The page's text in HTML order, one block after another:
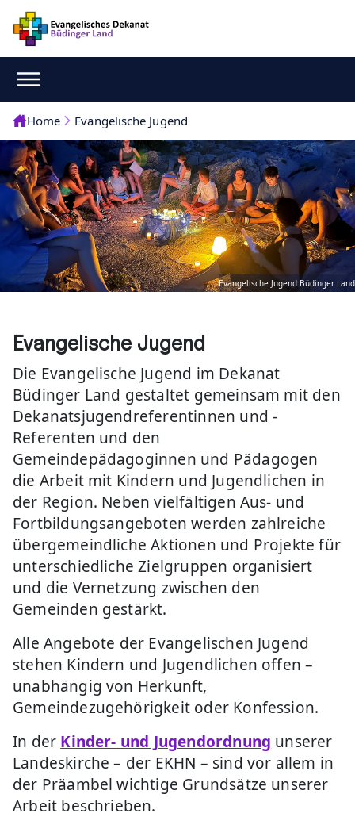
Home Evangelische Jugend
Evangelische Jugend Büdinger Land
Evangelische Jugend
Die Evangelische Jugend im Dekanat
Büdinger Land gestaltet gemeinsam mit den
Dekanatsjugendreferentinnen und -
Referenten und den
Gemeindepädagoginnen und Pädagogen
die Arbeit mit Kindern und Jugendlichen in
der Region. Neben vielfältigen Aus- und
Fortbildungsangeboten werden zahlreiche
übergemeindliche Aktionen und Projekte für
unterschiedliche Zielgruppen organisiert
und die Vernetzung zwischen den
Gemeinden gestärkt.
Alle Angebote der Evangelischen Jugend
stehen Kindern und Jugendlichen offen –
unabhängig von Herkunft,
Gemeindezugehörigkeit oder Konfession.
In der Kinder- und Jugendordnung unserer
Landeskirche – der EKHN – sind vor allem in
der Präambel wichtige Grundsätze unserer
Arbeit beschrieben.